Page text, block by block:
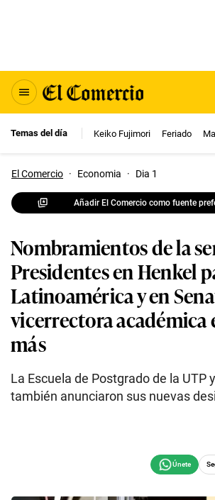
Temas del día Keiko Fujimori Feriado
El Comercio · Economia · Dia 1
Añadir El Comercio como fuente
Nombramientos de la
Presidentes en Henkel
Latinoamérica y en
vicerrectora académica
más
La Escuela de Postgrado de la UTP
también anunciaron sus nuevas